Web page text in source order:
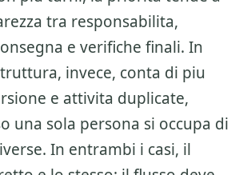
tra responsabilita,
e verifiche finali. In
invece, conta di piu
e attivita duplicate,
una sola persona si occupa di
In entrambi i casi, il